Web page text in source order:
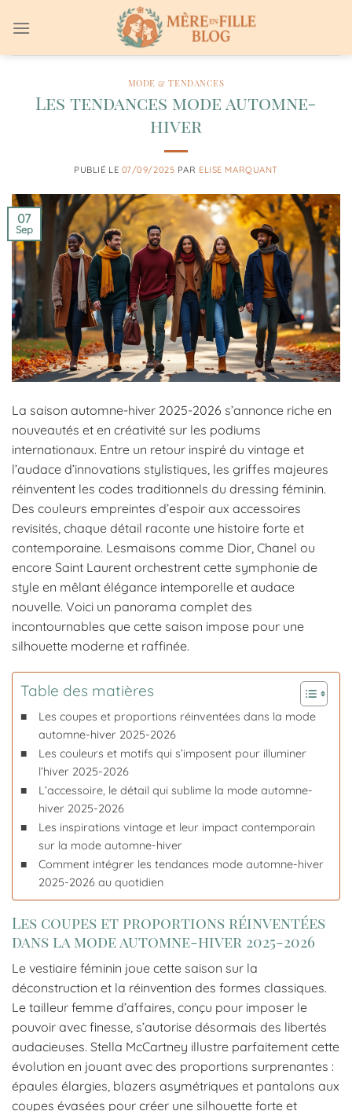
au
MODE & TENDANCES
Les tendances mode automne-
hiver
PUBLIÉ LE 07/09/2025 PAR ELISE MARQUANT
07
Sep
La saison automne-hiver 2025-2026 s’annonce riche en
nouveautés et en créativité sur les podiums
internationaux. Entre un retour inspiré du vintage et
l’audace d’innovations stylistiques, les griffes majeures
réinventent les codes traditionnels du dressing féminin.
Des couleurs empreintes d’espoir aux accessoires
revisités, chaque détail raconte une histoire forte et
contemporaine. Lesmaisons comme Dior, Chanel ou
encore Saint Laurent orchestrent cette symphonie de
style en mêlant élégance intemporelle et audace
nouvelle. Voici un panorama complet des
incontournables que cette saison impose pour une
silhouette moderne et raffinée.
Table des matières
Les coupes et proportions réinventées dans la mode
automne-hiver 2025-2026
Les couleurs et motifs qui s’imposent pour illuminer
l’hiver 2025-2026
L’accessoire, le détail qui sublime la mode automne-
hiver 2025-2026
Les inspirations vintage et leur impact contemporain
sur la mode automne-hiver
Comment intégrer les tendances mode automne-hiver
2025-2026 au quotidien
Les coupes et proportions réinventées
dans la mode automne-hiver 2025-2026
Le vestiaire féminin joue cette saison sur la
déconstruction et la réinvention des formes classiques.
Le tailleur femme d’affaires, conçu pour imposer le
pouvoir avec finesse, s’autorise désormais des libertés
audacieuses. Stella McCartney illustre parfaitement cette
évolution en jouant avec des proportions surprenantes :
épaules élargies, blazers asymétriques et pantalons aux
coupes évasées pour créer une silhouette forte et